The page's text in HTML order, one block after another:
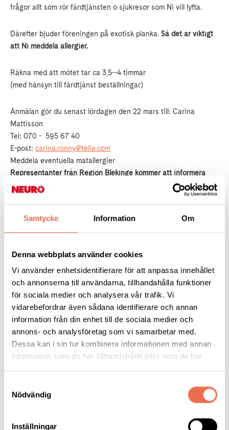
Samtycke Information Om
Denna webbplats använder cookies
Vi använder enhetsidentifierare för att anpassa innehållet
och annonserna till användarna, tillhandahålla funktioner
för sociala medier och analysera vår trafik. Vi
vidarebefordrar även sådana identifierare och annan
information från din enhet till de sociala medier och
annons- och analysföretag som vi samarbetar med.
Dessa kan i sin tur kombinera informationen med annan
information som du har tillhandahållit eller som de har
Nödvändig
Inställningar
frågor allt som rör färdtjänsten o sjukresor som Ni vill lyfta.
Därefter bjuder föreningen på exotisk planka. Så det är viktigt
att Ni meddela allergier.
Räkna med att mötet tar ca 3,5--4 timmar
(med hänsyn till färdtjänst beställningar)
Anmälan gör du senast lördagen den 22 mars till: Carina
Mattisson
Tel: 070 - 595 67 40
E-post: carina.ronny@telia.com
Meddela eventuella matallergier
Representanter från Region Blekinge kommer att informera
och Ni har möjlighet att ställa frågor om färdtjänst och
sjukresor. Tänk gärna igenom och skriv ned så Ni har dem med
personalen som arbetar bl.a. färdtjänsthandläggare mm.
Styrelsen för Neuroförbundet Blekinge
Dagordning för Neuroförbundet Blekinge årsmöte
Söndagen den 30 mars 2025 (i enlighet med §8 i stadgarna)
Mötets öppnande
Val av ordförande för mötet
Val av sekreterare för mötet
Val av två personer att jämte mötets ordförande
Godkännande av dagordningen
Verksamhetsberättelse för sistförflutna kalenderår